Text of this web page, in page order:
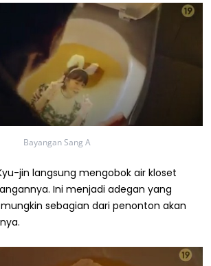
Bayangan Sang A
jin langsung mengobok air kloset
Ini menjadi adegan yang
sebagian dari penonton akan